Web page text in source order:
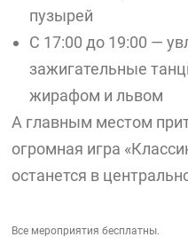
пузырей
С 17:00 до 19:00 —
зажигательные
жирафом и львом
А главным местом
огромная игра
останется в
Все мероприятия бесплатны.